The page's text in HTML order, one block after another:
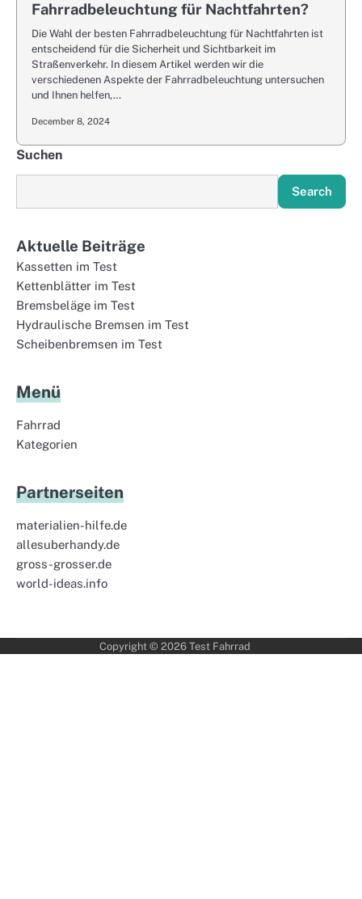
Fahrradbeleuchtung für Nachtfahrten?
Die Wahl der besten Fahrradbeleuchtung für Nachtfahrten ist
entscheidend für die Sicherheit und Sichtbarkeit im
Straßenverkehr. In diesem Artikel werden wir die
verschiedenen Aspekte der Fahrradbeleuchtung untersuchen
und Ihnen helfen,…
December 8, 2024
Suchen
Search
Aktuelle Beiträge
Kassetten im Test
Kettenblätter im Test
Bremsbeläge im Test
Hydraulische Bremsen im Test
Scheibenbremsen im Test
Menü
Fahrrad
Kategorien
Partnerseiten
materialien-hilfe.de
allesuberhandy.de
gross-grosser.de
world-ideas.info
Copyright © 2026 Test Fahrrad